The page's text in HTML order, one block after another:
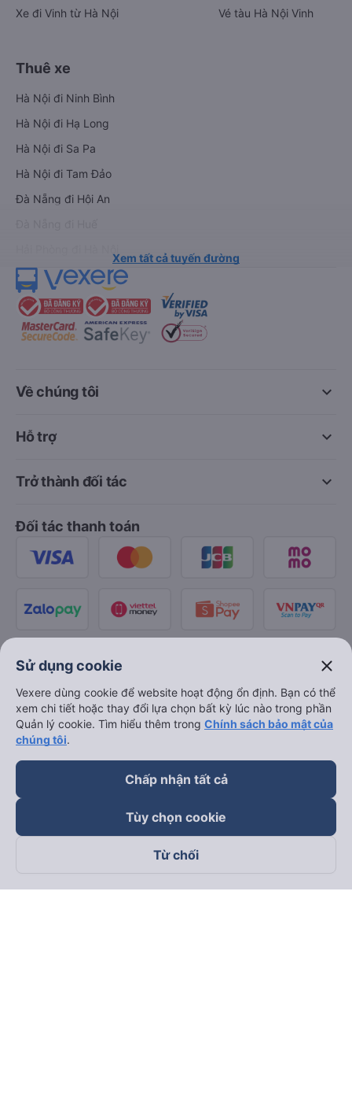
Xe đi Vinh từ Hà Nội
Vé tàu Hà Nội Vinh
Thuê xe
Hà Nội đi Ninh Bình
Hà Nội đi Hạ Long
Hà Nội đi Sa Pa
Hà Nội đi Tam Đảo
Đà Nẵng đi Hội An
Xem tất cả tuyến đường
keyboard_arrow_down
Về chúng tôi
keyboard_arrow_down
Hỗ trợ
keyboard_arrow_down
Trở thành đối tác
Đối tác thanh toán
Theo dõi chúng tôi trên
Sử dụng cookie close
Vexere dùng cookie để website hoạt động ổn định. Bạn có thể
xem chi tiết hoặc thay đổi lựa chọn bất kỳ lúc nào trong phần
Quản lý cookie. Tìm hiểu thêm trong Chính sách bảo mật của
chúng tôi.
Chấp nhận tất cả
Tùy chọn cookie
Từ chối